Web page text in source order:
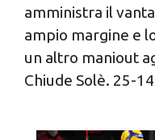
amministra il
ampio margine e
un altro maniout
Chiude Solè. 25-14